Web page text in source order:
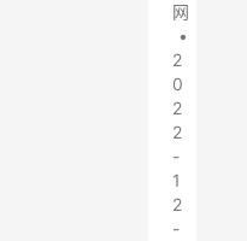
网
•
2
0
2
2
-
1
2
-